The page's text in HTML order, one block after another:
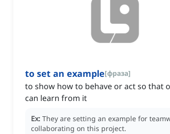
to set an example[фраза]
to show how to behave or act so that
can learn from it
Ex: They are setting an example for
collaborating on this project.